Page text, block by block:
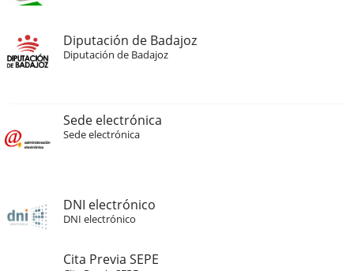
Diputación de Badajoz
Diputación de Badajoz
Sede electrónica
Sede electrónica
DNI electrónico
DNI electrónico
Cita Previa SEPE